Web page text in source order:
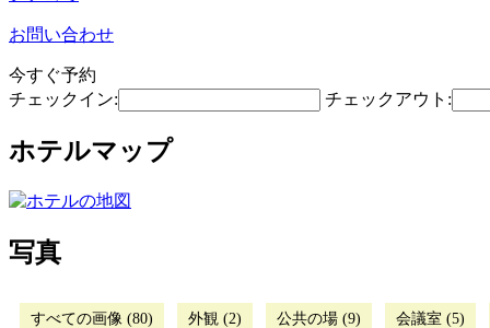
お問い合わせ
今すぐ予約
チェックイン:
チェックアウト:
ホテルマップ
写真
すべての画像 (80) 外観 (2) 公共の場 (9) 会議室 (5)